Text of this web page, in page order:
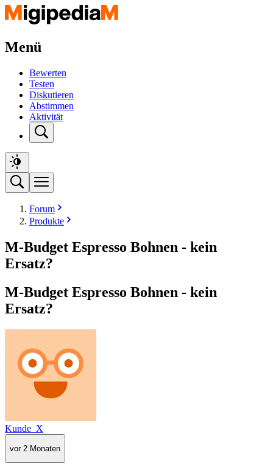
Menü
Bewerten
Testen
Diskutieren
Abstimmen
Aktivität
Forum
Produkte
M-Budget Espresso Bohnen - kein
Ersatz?
M-Budget Espresso Bohnen - kein
Ersatz?
Kunde_X
vor 2 Monaten